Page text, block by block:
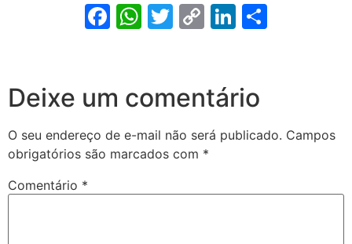
Facebook
WhatsApp
Twitter
CopyLinkedIn
Deixe um comentário
O seu endereço de e-mail não será publicado. Campos
obrigatórios são marcados com *
Comentário *